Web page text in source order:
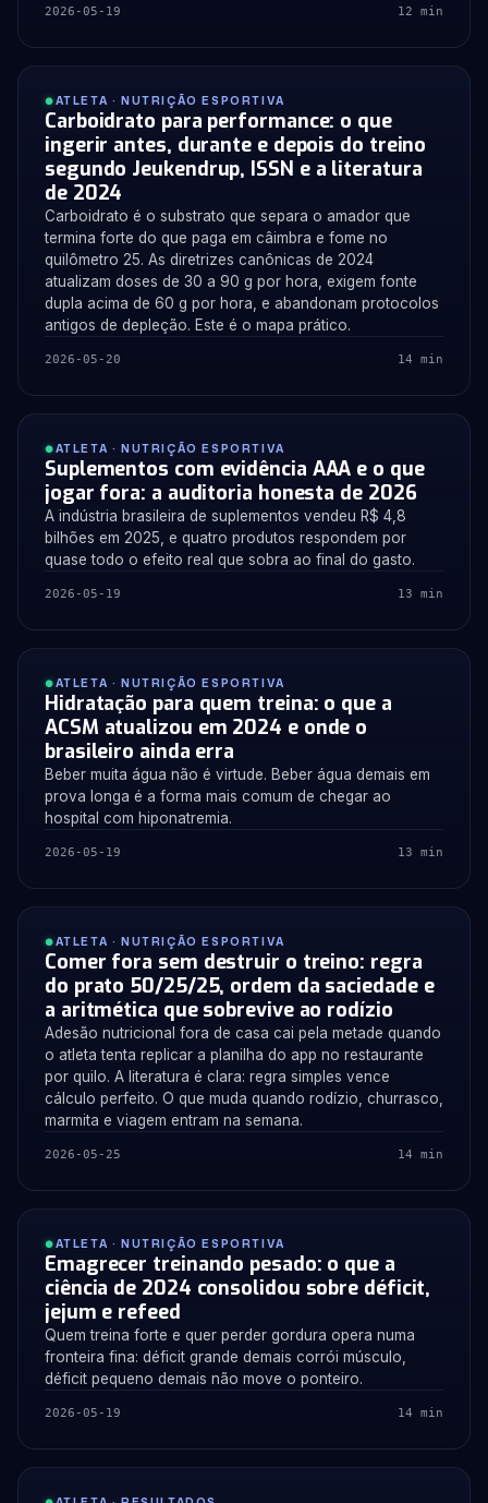
2026-05-19 12 min
ATLETA · NUTRIÇÃO ESPORTIVA
Carboidrato para performance: o que
ingerir antes, durante e depois do treino
segundo Jeukendrup, ISSN e a literatura
de 2024
Carboidrato é o substrato que separa o amador que
termina forte do que paga em câimbra e fome no
quilômetro 25. As diretrizes canônicas de 2024
atualizam doses de 30 a 90 g por hora, exigem fonte
dupla acima de 60 g por hora, e abandonam protocolos
antigos de depleção. Este é o mapa prático.
2026-05-20 14 min
ATLETA · NUTRIÇÃO ESPORTIVA
Suplementos com evidência AAA e o que
jogar fora: a auditoria honesta de 2026
A indústria brasileira de suplementos vendeu R$ 4,8
bilhões em 2025, e quatro produtos respondem por
quase todo o efeito real que sobra ao final do gasto.
2026-05-19 13 min
ATLETA · NUTRIÇÃO ESPORTIVA
Hidratação para quem treina: o que a
ACSM atualizou em 2024 e onde o
brasileiro ainda erra
Beber muita água não é virtude. Beber água demais em
prova longa é a forma mais comum de chegar ao
hospital com hiponatremia.
2026-05-19 13 min
ATLETA · NUTRIÇÃO ESPORTIVA
Comer fora sem destruir o treino: regra
do prato 50/25/25, ordem da saciedade e
a aritmética que sobrevive ao rodízio
Adesão nutricional fora de casa cai pela metade quando
o atleta tenta replicar a planilha do app no restaurante
por quilo. A literatura é clara: regra simples vence
cálculo perfeito. O que muda quando rodízio, churrasco,
marmita e viagem entram na semana.
2026-05-25 14 min
ATLETA · NUTRIÇÃO ESPORTIVA
Emagrecer treinando pesado: o que a
ciência de 2024 consolidou sobre déficit,
jejum e refeed
Quem treina forte e quer perder gordura opera numa
fronteira fina: déficit grande demais corrói músculo,
déficit pequeno demais não move o ponteiro.
2026-05-19 14 min